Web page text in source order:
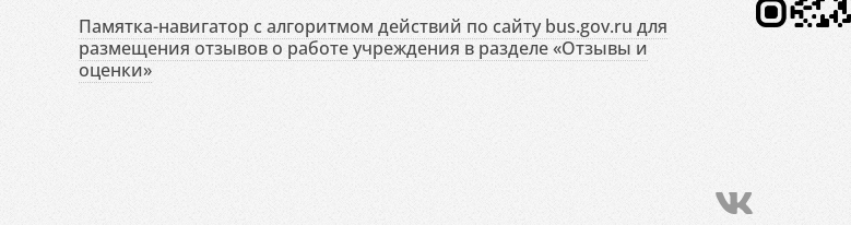
Памятка-навигатор с алгоритмом действий по сайту bus.gov.ru для
размещения отзывов о работе учреждения в разделе «Отзывы и
оценки»